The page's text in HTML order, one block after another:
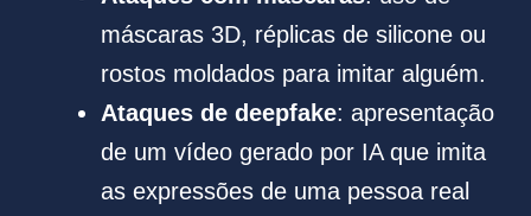
máscaras 3D, réplicas de silicone ou
rostos moldados para imitar alguém.
Ataques de deepfake: apresentação
de um vídeo gerado por IA que imita
as expressões de uma pessoa real